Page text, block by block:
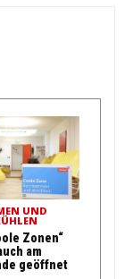
UND
Zonen“
am
geöffnet